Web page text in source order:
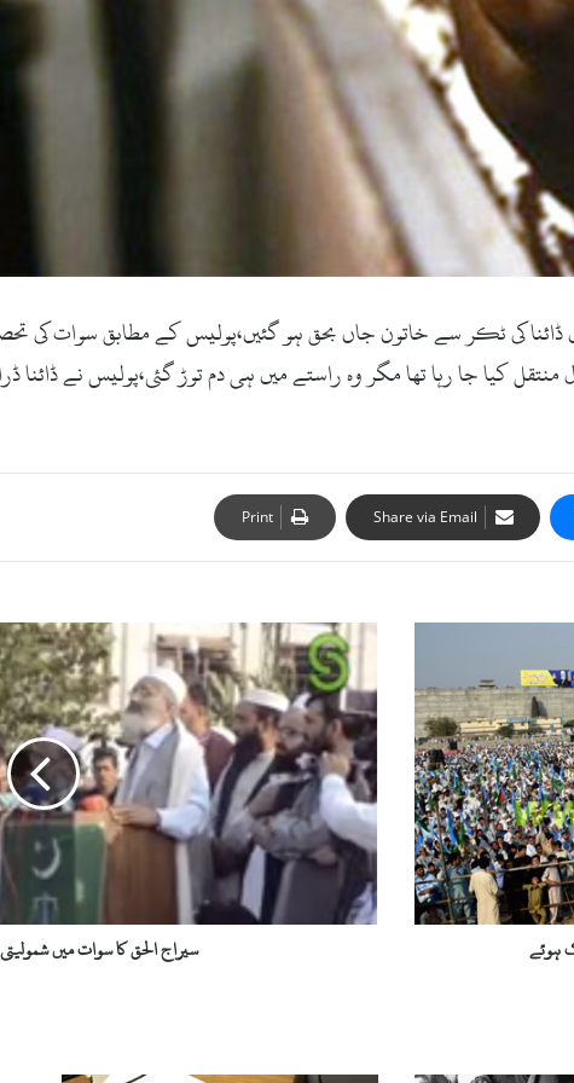
کے علاقہ دیولئی میں ڈائنا کی ٹکر سے خاتون جاں بحق ہو گئیں،پولیس کے مطابق
کیا جا رہا تھا مگر وہ راستے میں ہی دم توڑ گئی،پولیس نے ڈائنا
Share via Email
Print
ہوئے
س
ر
ا
ج
ا
ل
ح
ق
ک
ا
س
ں
سیراج الحق کا سوات میں